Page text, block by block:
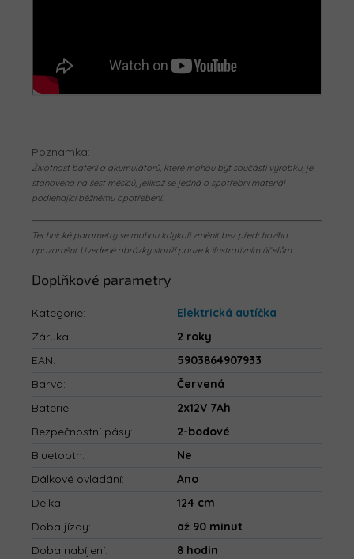
Poznámka:
Životnost baterií a akumulátorů, které mohou být součástí výrobku, je
stanovena na šest měsíců, jelikož se jedná o spotřební materiál
podléhající běžnému opotřebení.
Technické parametry se mohou kdykoli změnit bez předchozího
upozornění. Uvedené obrázky slouží pouze k ilustrativním účelům.
Doplňkové parametry
Kategorie:
Elektrická autíčka
Záruka:
2 roky
EAN:
5903864907933
Barva:
Červená
Baterie:
2x12V 7Ah
Bezpečnostní pásy:
2-bodové
Bluetooth:
Ne
Dálkové ovládání:
Ano
Délka:
124 cm
Doba jízdy:
až 90 minut
Doba nabíjení:
8 hodin